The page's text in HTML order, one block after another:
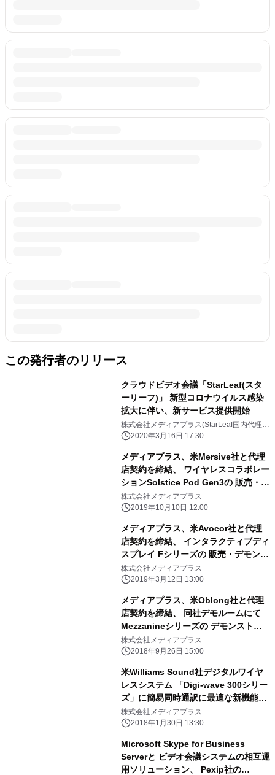
この発行者のリリース
クラウドビデオ会議「StarLeaf(スタ
ーリーフ)」 新型コロナウイルス感染
拡大に伴い、新サービス提供開始
株式会社メディアプラス(StarLeaf国内代理
店)2020年3月16日 17:30
メディアプラス、米Mersive社と代理
店契約を締結、 ワイヤレスコラボレー
ションSolstice Pod Gen3の 販売・デ
モンストレーションを開始
株式会社メディアプラス
2019年10月10日 12:00
メディアプラス、米Avocor社と代理
店契約を締結、 インタラクティブディ
スプレイ Fシリーズの 販売・デモンス
トレーションを開始
株式会社メディアプラス
2019年3月12日 13:00
メディアプラス、米Oblong社と代理
店契約を締結、 同社デモルームにて
Mezzanineシリーズの デモンストレ
ーションを開始
株式会社メディアプラス
2018年9月26日 15:00
米Williams Sound社デジタルワイヤ
レスシステム 「Digi-wave 300シリー
ズ」に簡易同時通訳に最適な新機能、
バイリンガルモード・リレーモードが
追加
株式会社メディアプラス
2018年1月30日 13:30
Microsoft Skype for Business
Serverと ビデオ会議システムの相互運
用ソリューション、 Pexip社の